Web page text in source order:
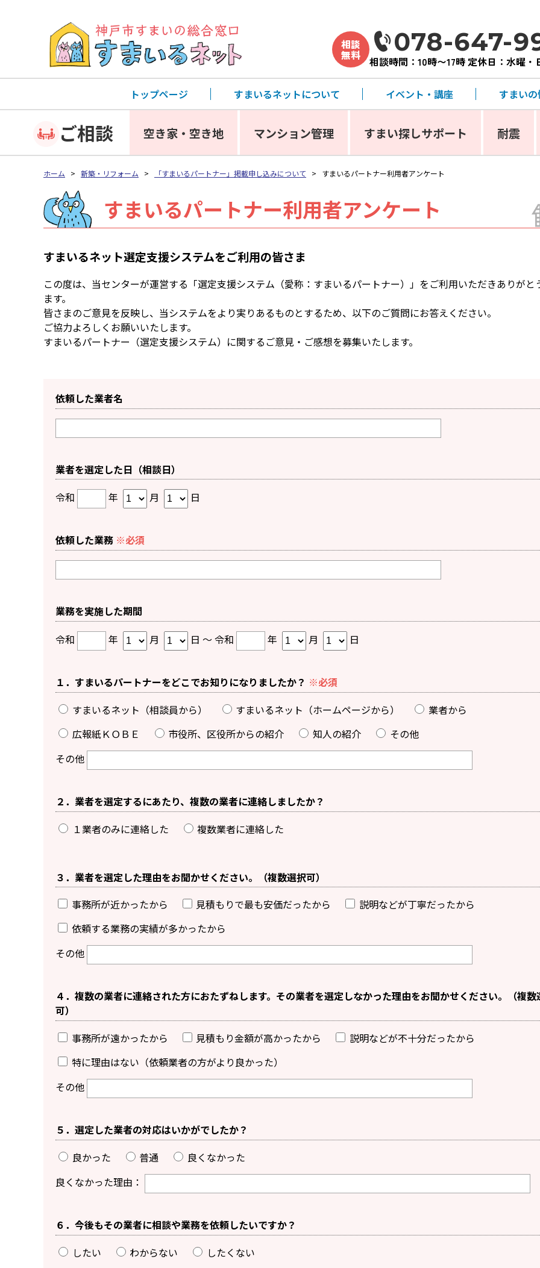
相談
無料 078-647-
相談時間：10時〜17時 定休日：水曜・
トップページ すまいるネットについて イベント・講座 すまい
ご相談 空き家・空き地 マンション管理 すまい探しサポート 耐震
ホーム > 新築・リフォーム > 「すまいるパートナー」掲載申し込みについて > すまいるパートナー利用者アンケート
すまいるパートナー利用者アンケート
すまいるネット選定支援システムをご利用の皆さま
この度は、当センターが運営する「選定支援システム（愛称：すまいるパートナー）」をご利用いただきありがと
ます。
皆さまのご意見を反映し、当システムをより実りあるものとするため、以下のご質問にお答えください。
ご協力よろしくお願いいたします。
すまいるパートナー（選定支援システム）に関するご意見・ご感想を募集いたします。
依頼した業者名
業者を選定した日（相談日）
令和
年 月 日
依頼した業務 ※必須
業務を実施した期間
令和
年 月 日 ～令和 年 月 日
１．すまいるパートナーをどこでお知りになりましたか？ ※必須
すまいるネット（相談員から）
すまいるネット（ホームページから）
業者から
広報紙ＫＯＢＥ
市役所、区役所からの紹介 知人の紹介
その他
その他
２．業者を選定するにあたり、複数の業者に連絡しましたか？
１業者のみに連絡した
複数業者に連絡した
３．業者を選定した理由をお聞かせください。（複数選択可）
事務所が近かったから
見積もりで最も安価だったから
説明などが丁寧だったから
依頼する業務の実績が多かったから
その他
４．複数の業者に連絡された方におたずねします。その業者を選定しなかった理由をお聞かせください。（複数
可）
事務所が遠かったから
見積もり金額が高かったから
説明などが不十分だったから
特に理由はない（依頼業者の方がより良かった）
その他
５．選定した業者の対応はいかがでしたか？
良かった
普通
良くなかった
良くなかった理由：
６．今後もその業者に相談や業務を依頼したいですか？
したい
わからない
したくない